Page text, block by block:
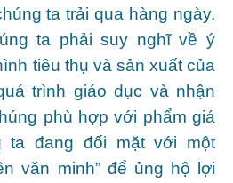
ta trải qua hàng ngày.
ta phải suy nghĩ về ý
tiêu thụ và sản xuất của
trình giáo dục và nhận
phù hợp với phẩm giá
ta đang đối mặt với một
văn minh” để ủng hộ lợi